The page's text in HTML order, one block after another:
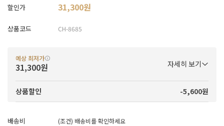
할인가 31,300원
상품코드 CH-8685
예상 최저가
31,300원 자세히 보기
상품할인 -5,600원
배송비 (조건) 배송비를 확인하세요